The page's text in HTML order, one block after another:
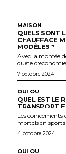
MAISON
QUELS SONT
CHAUFFAGE
MODÈLES ?
Avec la montée
quête
7 octobre 2024
OUI OUI
QUEL EST LE
TRANSPORT
Les coincements
mortels en sports
4 octobre 2024
OUI OUI